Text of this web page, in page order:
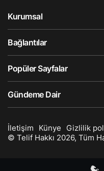
Kurumsal
Bağlantılar
Popüler Sayfalar
Gündeme Dair
İletişim Künye
Gizlilik
© Telif Hakkı 2026, Tüm